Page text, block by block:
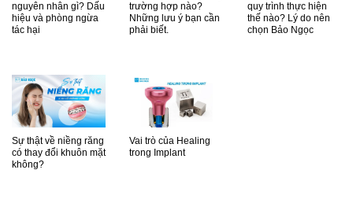
nguyên nhân gì? Dấu
hiệu và phòng ngừa
tác hại
trường hợp nào?
Những lưu ý bạn cần
phải biết.
quy trình thực hiện
thế nào? Lý do nên
chọn Bảo Ngọc
Sự thật về niềng răng
có thay đổi khuôn mặt
không?
Vai trò của Healing
trong Implant